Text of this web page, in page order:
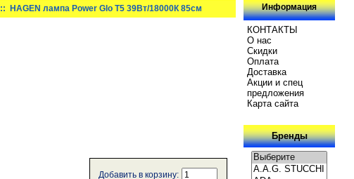
:: HAGEN лампа Power Glo Т5 39Вт/18000К 85см
Добавить в корзину:
Информация
КОНТАКТЫ
О нас
Скидки
Oплатa
Доставка
Акции и спец
предложения
Карта сайта
Бренды